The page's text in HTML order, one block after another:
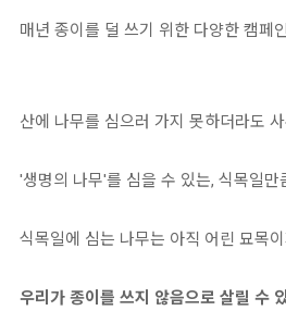
매년 종이를 덜 쓰기 위한 다양한 캠페
산에 나무를 심으러 가지 못하더라도
'생명의 나무'를 심을 수 있는, 식목일만
식목일에 심는 나무는 아직 어린 묘목
우리가 종이를 쓰지 않음으로 살릴 수